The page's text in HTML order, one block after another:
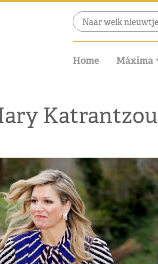
Home Máxima
Katrantzou